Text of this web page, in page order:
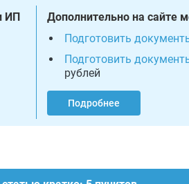
ИП
Дополнительно на сайте
Подготовить
Подготовить
рублей
Подробнее